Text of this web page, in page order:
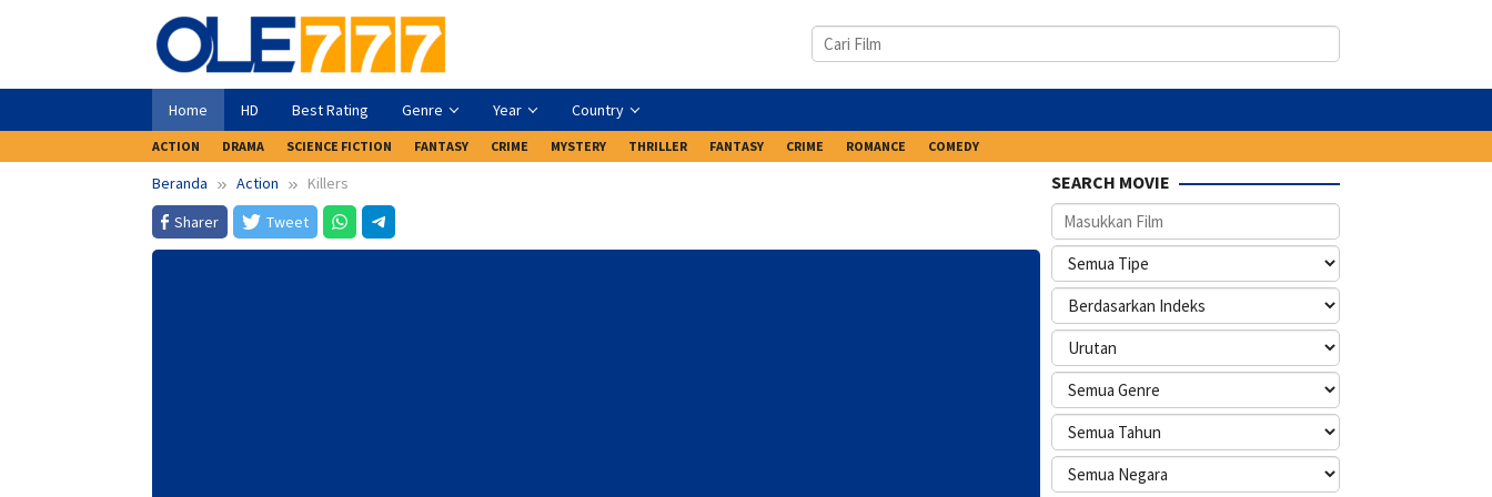
Home HD Best Rating Genre Year Country
ACTION DRAMA SCIENCE FICTION FANTASY CRIME MYSTERY THRILLER FANTASY CRIME ROMANCE COMEDY
Beranda Action
Killers
Sharer
Tweet
SEARCH MOVIE